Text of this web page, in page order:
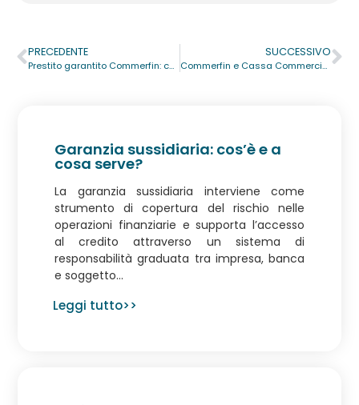
PRECEDENTE
Prestito garantito Commerfin: cos’è e come richiederlo
SUCCESSIVO
Commerfin e Cassa Commercio Liguria: agevolazioni e garanzie per la crescita delle imprese liguri
Garanzia sussidiaria: cos’è e a
cosa serve?
La garanzia sussidiaria interviene come
strumento di copertura del rischio nelle
operazioni finanziarie e supporta l’accesso
al credito attraverso un sistema di
responsabilità graduata tra impresa, banca
e soggetto...
Leggi tutto>>